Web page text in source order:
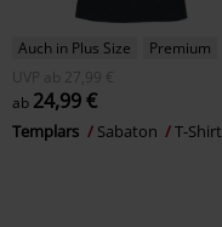
Auch in Plus Size
Premium
UVP
ab 27,99 €
ab 24,99 €
Templars Sabaton T-Shirt